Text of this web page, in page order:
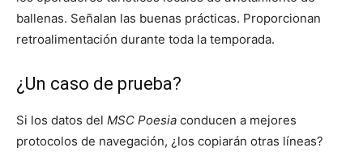
ballenas. Señalan las buenas prácticas. Proporcionan
retroalimentación durante toda la temporada.
¿Un caso de prueba?
Si los datos del MSC Poesia conducen a mejores
protocolos de navegación, ¿los copiarán otras líneas?